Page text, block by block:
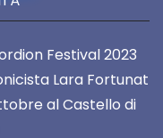
Festival 2023
Lara Fortunat
al Castello di